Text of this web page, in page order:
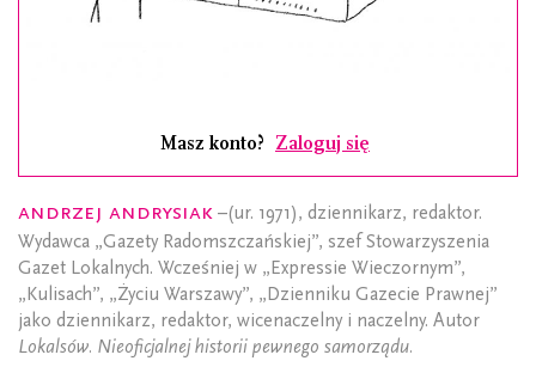
Masz konto? Zaloguj się
Andrzej Andrysiak –(ur. 1971), dziennikarz, redaktor.
Wydawca „Gazety Radomszczańskiej”, szef Stowarzyszenia
Gazet Lokalnych. Wcześniej w „Expressie Wieczornym”,
„Kulisach”, „Życiu Warszawy”, „Dzienniku Gazecie Prawnej”
jako dziennikarz, redaktor, wicenaczelny i naczelny. Autor
Lokalsów. Nieoficjalnej historii pewnego samorządu.